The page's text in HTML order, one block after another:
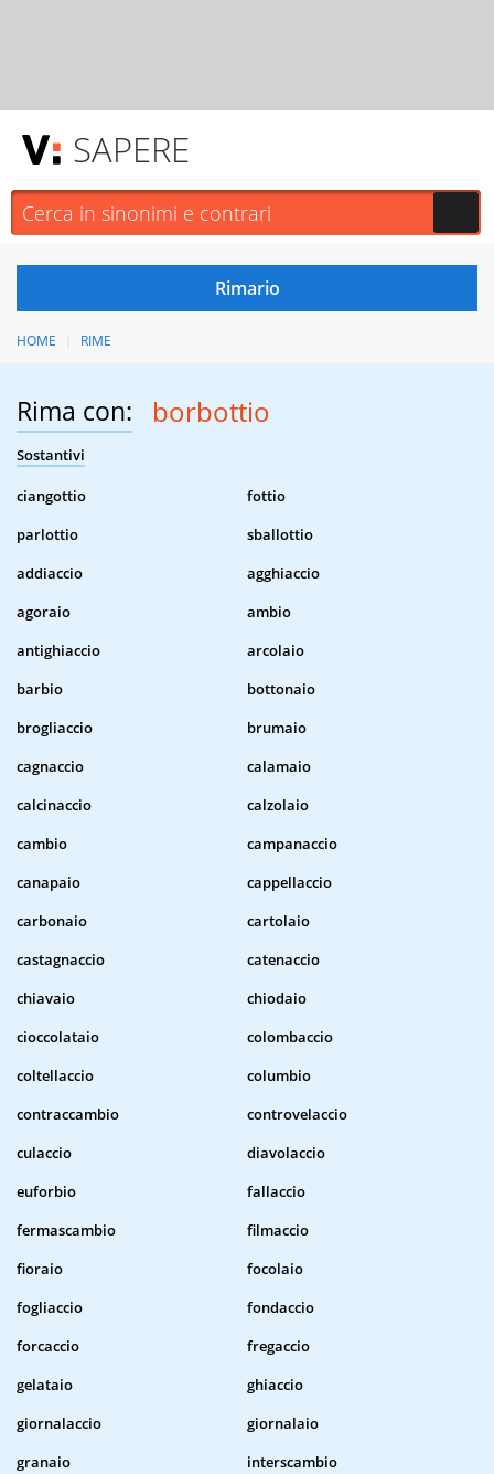
SAPERE
HOME RIME
Rima con: borbottio
Sostantivi
ciangottio
fottio
parlottio
sballottio
addiaccio
agghiaccio
agoraio
ambio
antighiaccio
arcolaio
barbio
bottonaio
brogliaccio
brumaio
cagnaccio
calamaio
calcinaccio
calzolaio
cambio
campanaccio
canapaio
cappellaccio
carbonaio
cartolaio
castagnaccio
catenaccio
chiavaio
chiodaio
cioccolataio
colombaccio
coltellaccio
columbio
contraccambio
controvelaccio
culaccio
diavolaccio
euforbio
fallaccio
fermascambio
filmaccio
fioraio
focolaio
fogliaccio
fondaccio
forcaccio
fregaccio
gelataio
ghiaccio
giornalaccio
giornalaio
granaio
interscambio